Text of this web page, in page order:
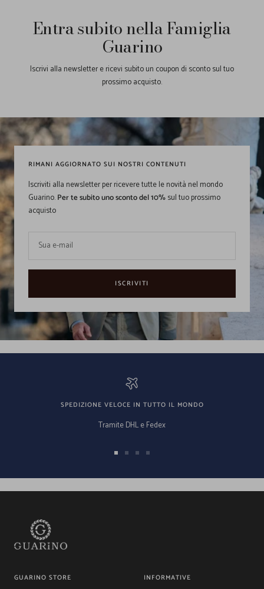
Entra subito nella Famiglia
Guarino
Iscrivi alla newsletter e ricevi subito un coupon di sconto sul tuo
prossimo acquisto.
RIMANI AGGIORNATO SUI NOSTRI CONTENUTI
Iscriviti alla newsletter per ricevere tutte le novità nel mondo
Guarino.Per te subito uno sconto del 10%sul tuo prossimo
acquisto
Sua e-mail
ISCRIVITI
SPEDIZIONE VELOCE IN TUTTO IL MONDO
Tramite DHL e Fedex
Vai Vai Vai Vai
GUARINO STORE INFORMATIVE